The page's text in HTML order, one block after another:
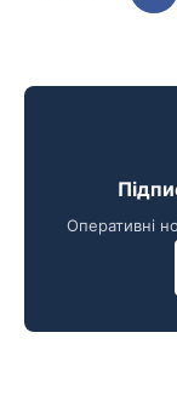
Оперативні